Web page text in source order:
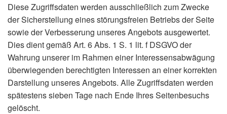
Diese Zugriffsdaten werden ausschließlich zum Zwecke
der Sicherstellung eines störungsfreien Betriebs der Seite
sowie der Verbesserung unseres Angebots ausgewertet.
Dies dient gemäß Art. 6 Abs. 1 S. 1 lit. f DSGVO der
Wahrung unserer im Rahmen einer Interessensabwägung
überwiegenden berechtigten Interessen an einer korrekten
Darstellung unseres Angebots. Alle Zugriffsdaten werden
spätestens sieben Tage nach Ende Ihres Seitenbesuchs
gelöscht.